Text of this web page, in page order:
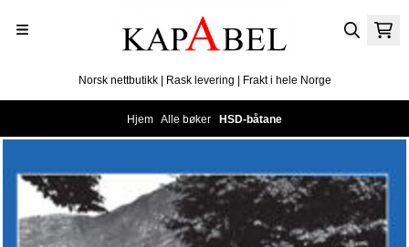
Norsk nettbutikk | Rask levering | Frakt i hele Norge
Hjem Alle bøker HSD-båtane